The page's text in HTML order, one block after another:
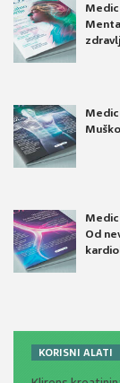
Od
KORISNI ALATI